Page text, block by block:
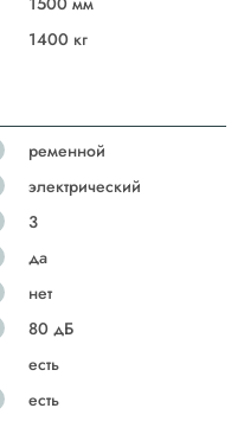
1400 кг
ременной
электрический
3
да
нет
80 дБ
есть
есть